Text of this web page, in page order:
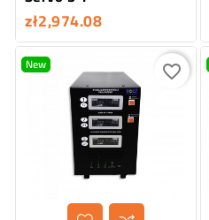
zł2,974.08
New favorite_border